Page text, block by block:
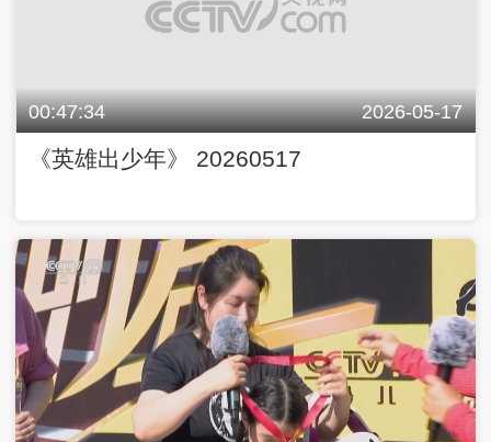
00:47:34 2026-05-17
《英雄出少年》 20260517